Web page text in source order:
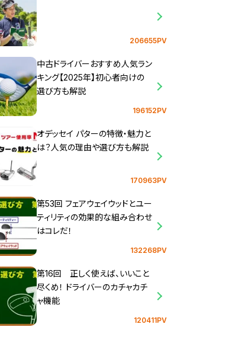
206655PV
中古ドライバーおすすめ人気ラン
キング【2025年】初心者向けの
選び方も解説
196152PV
オデッセイ パターの特徴・魅力と
は？人気の理由や選び方も解説
170963PV
第53回 フェアウェイウッドとユー
ティリティの効果的な組み合わせ
はコレだ！
132268PV
第16回 正しく使えば、いいこと
尽くめ！ ドライバーのカチャカチ
ャ機能
120411PV